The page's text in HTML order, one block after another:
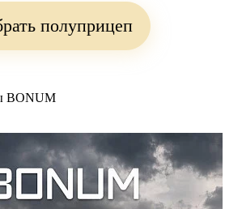
полуприцеп
BONUM